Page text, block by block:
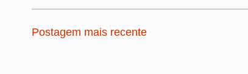
Postagem mais recente